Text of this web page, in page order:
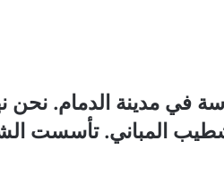
في مدينة الدمام. نحن
المباني. تأسست